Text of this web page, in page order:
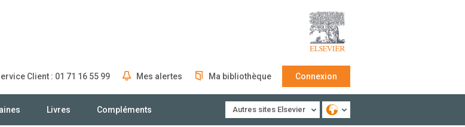
Client : 01 71 16 55 99 Mes alertes Ma bibliothèque Connexion
Livres Compléments Autres sites Elsevier